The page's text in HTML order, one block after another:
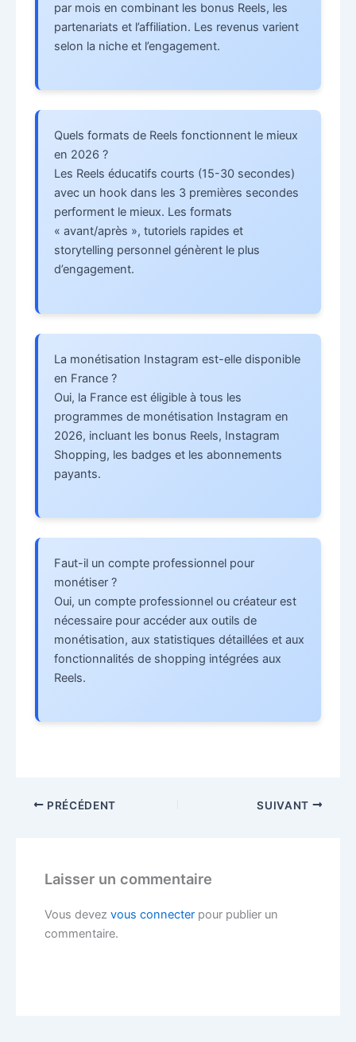
par mois en combinant les bonus Reels, les
partenariats et l’affiliation. Les revenus varient
selon la niche et l’engagement.
Quels formats de Reels fonctionnent le mieux
en 2026 ?
Les Reels éducatifs courts (15-30 secondes)
avec un hook dans les 3 premières secondes
performent le mieux. Les formats
« avant/après », tutoriels rapides et
storytelling personnel génèrent le plus
d’engagement.
La monétisation Instagram est-elle disponible
en France ?
Oui, la France est éligible à tous les
programmes de monétisation Instagram en
2026, incluant les bonus Reels, Instagram
Shopping, les badges et les abonnements
payants.
Faut-il un compte professionnel pour
monétiser ?
Oui, un compte professionnel ou créateur est
nécessaire pour accéder aux outils de
monétisation, aux statistiques détaillées et aux
fonctionnalités de shopping intégrées aux
Reels.
PRÉCÉDENT SUIVANT
Laisser un commentaire
Vous devezvous connecter pour publier un
commentaire.